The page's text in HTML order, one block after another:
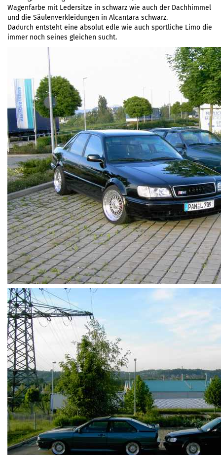
Wagenfarbe mit Ledersitze in schwarz wie auch der Dachhimmel
und die Säulenverkleidungen in Alcantara schwarz.
Dadurch entsteht eine absolut edle wie auch sportliche Limo die
immer noch seines gleichen sucht.